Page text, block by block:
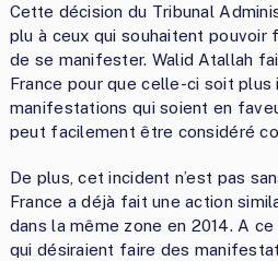
Cette décision du Tribunal
plu à ceux qui souhaitent pouvoir
de se manifester. Walid Atallah
France pour que celle-ci soit
manifestations qui soient en
peut facilement être considéré
De plus, cet incident n’est pas
France a déjà fait une action
dans la même zone en 2014. A
qui désiraient faire des